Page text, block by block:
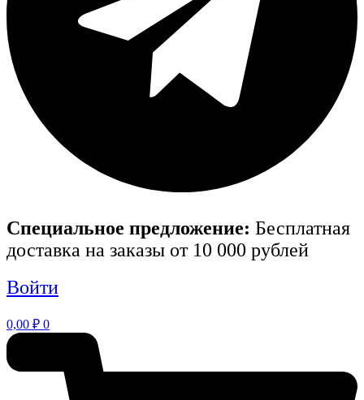
Специальное предложение: Бесплатная
доставка на заказы от 10 000 рублей
Войти
0,00 ₽ 0